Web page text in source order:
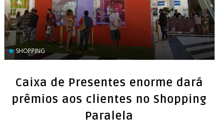
SHOPPING
Caixa de Presentes enorme dará
prêmios aos clientes no Shopping
Paralela